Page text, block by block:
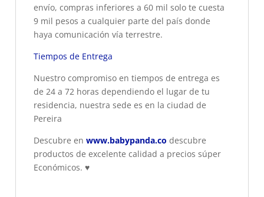
envío, compras inferiores a 60 mil solo te cuesta
9 mil pesos a cualquier parte del país donde
haya comunicación vía terrestre.
Tiempos de Entrega
Nuestro compromiso en tiempos de entrega es
de 24 a 72 horas dependiendo el lugar de tu
residencia, nuestra sede es en la ciudad de
Pereira
Descubre en www.babypanda.co descubre
productos de excelente calidad a precios súper
Económicos. ♥